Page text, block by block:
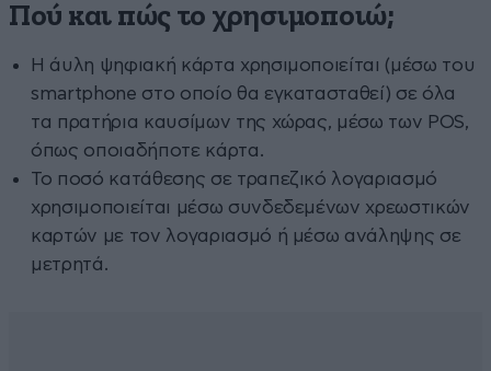
Πού και πώς το χρησιμοποιώ;
H άυλη ψηφιακή κάρτα χρησιμοποιείται (μέσω του
smartphone στο οποίο θα εγκατασταθεί) σε όλα
τα πρατήρια καυσίμων της χώρας, μέσω των POS,
όπως οποιαδήποτε κάρτα.
Το ποσό κατάθεσης σε τραπεζικό λογαριασμό
χρησιμοποιείται μέσω συνδεδεμένων χρεωστικών
καρτών με τον λογαριασμό ή μέσω ανάληψης σε
μετρητά.